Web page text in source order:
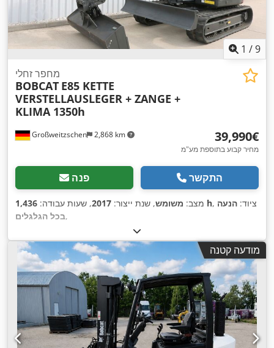
1 /9
Großweitzschen 2,868 km
מחפר זחלי
BOBCAT E85 KETTE
VERSTELLAUSLEGER + ZANGE +
KLIMA 1350h
‏39,990 ‏€
מחיר קבוע בתוספת מע"מ
פנה התקשר
מצב: משומש, שנת ייצור: 2017, שעות עבודה: 1,436 h , ציוד: הנעה
בכל הגלגלים,
מודעה קטנה